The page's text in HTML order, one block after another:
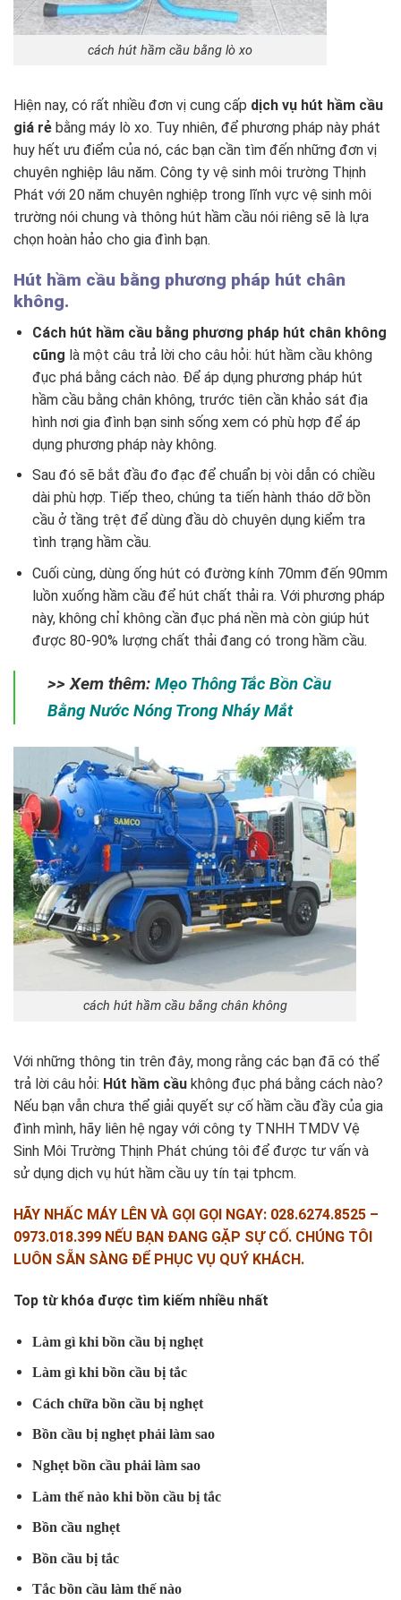
cách hút hầm cầu bằng lò xo
Hiện nay, có rất nhiều đơn vị cung cấp dịch vụ hút hầm cầu
giá rẻ bằng máy lò xo. Tuy nhiên, để phương pháp này phát
huy hết ưu điểm của nó, các bạn cần tìm đến những đơn vị
chuyên nghiệp lâu năm. Công ty vệ sinh môi trường Thịnh
Phát với 20 năm chuyên nghiệp trong lĩnh vực vệ sinh môi
trường nói chung và thông hút hầm cầu nói riêng sẽ là lựa
chọn hoàn hảo cho gia đình bạn.
Hút hầm cầu bằng phương pháp hút chân
không.
Cách hút hầm cầu bằng phương pháp hút chân không
cũng là một câu trả lời cho câu hỏi: hút hầm cầu không
đục phá bằng cách nào. Để áp dụng phương pháp hút
hầm cầu bằng chân không, trước tiên cần khảo sát địa
hình nơi gia đình bạn sinh sống xem có phù hợp để áp
dụng phương pháp này không.
Sau đó sẽ bắt đầu đo đạc để chuẩn bị vòi dẫn có chiều
dài phù hợp. Tiếp theo, chúng ta tiến hành tháo dỡ bồn
cầu ở tầng trệt để dùng đầu dò chuyên dụng kiểm tra
tình trạng hầm cầu.
Cuối cùng, dùng ống hút có đường kính 70mm đến 90mm
luồn xuống hầm cầu để hút chất thải ra. Với phương pháp
này, không chỉ không cần đục phá nền mà còn giúp hút
được 80-90% lượng chất thải đang có trong hầm cầu.
>> Xem thêm: Mẹo Thông Tắc Bồn Cầu
Bằng Nước Nóng Trong Nháy Mắt
cách hút hầm cầu bằng chân không
Với những thông tin trên đây, mong rằng các bạn đã có thể
trả lời câu hỏi: Hút hầm cầu không đục phá bằng cách nào?
Nếu bạn vẫn chưa thể giải quyết sự cố hầm cầu đầy của gia
đình mình, hãy liên hệ ngay với công ty TNHH TMDV Vệ
Sinh Môi Trường Thịnh Phát chúng tôi để được tư vấn và
sử dụng dịch vụ hút hầm cầu uy tín tại tphcm.
HÃY NHẤC MÁY LÊN VÀ GỌI GỌI NGAY: 028.6274.8525 –
0973.018.399 NẾU BẠN ĐANG GẶP SỰ CỐ. CHÚNG TÔI
LUÔN SẴN SÀNG ĐỂ PHỤC VỤ QUÝ KHÁCH.
Top từ khóa được tìm kiếm nhiều nhất
Làm gì khi bồn cầu bị nghẹt
Làm gì khi bồn cầu bị tắc
Cách chữa bồn cầu bị nghẹt
Bồn cầu bị nghẹt phải làm sao
Nghẹt bồn cầu phải làm sao
Làm thế nào khi bồn cầu bị tắc
Bồn cầu nghẹt
Bồn cầu bị tắc
Tắc bồn cầu làm thế nào